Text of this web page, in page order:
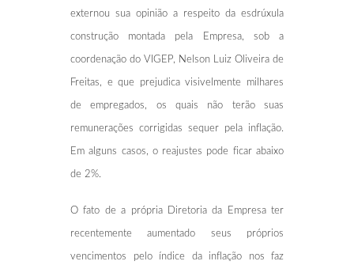
externou sua opinião a respeito da esdrúxula
construção montada pela Empresa, sob a
coordenação do VIGEP, Nelson Luiz Oliveira de
Freitas, e que prejudica visivelmente milhares
de empregados, os quais não terão suas
remunerações corrigidas sequer pela inflação.
Em alguns casos, o reajustes pode ficar abaixo
de 2%.
O fato de a própria Diretoria da Empresa ter
recentemente aumentado seus próprios
vencimentos pelo índice da inflação nos faz